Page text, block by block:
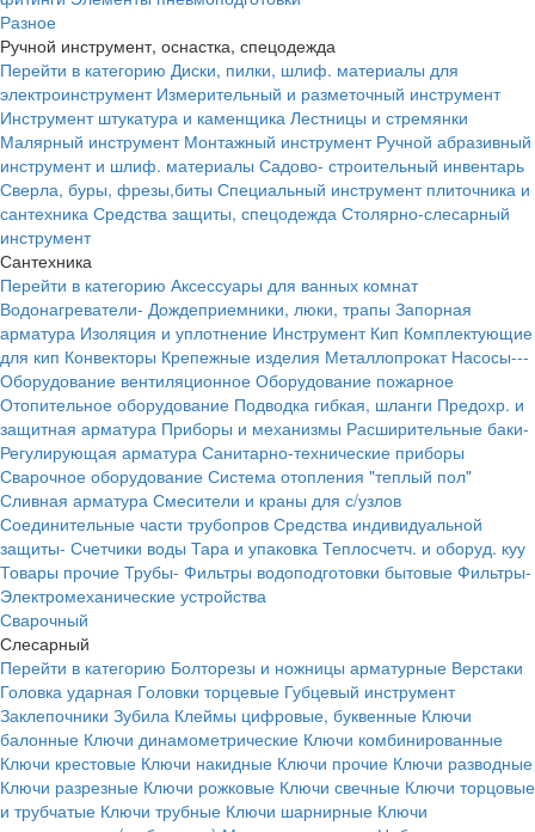
Разное
Ручной инструмент, оснастка, спецодежда
Перейти в категорию Диски, пилки, шлиф. материалы для
электроинструмент Измерительный и разметочный инструмент
Инструмент штукатура и каменщика Лестницы и стремянки
Малярный инструмент Монтажный инструмент Ручной абразивный
инструмент и шлиф. материалы Садово- строительный инвентарь
Сверла, буры, фрезы,биты Специальный инструмент плиточника и
сантехника Средства защиты, спецодежда Столярно-слесарный
инструмент
Сантехника
Перейти в категорию Аксессуары для ванных комнат
Водонагреватели- Дождеприемники, люки, трапы Запорная
арматура Изоляция и уплотнение Инструмент Кип Комплектующие
для кип Конвекторы Крепежные изделия Металлопрокат Насосы---
Оборудование вентиляционное Оборудование пожарное
Отопительное оборудование Подводка гибкая, шланги Предохр. и
защитная арматура Приборы и механизмы Расширительные баки-
Регулирующая арматура Санитарно-технические приборы
Сварочное оборудование Система отопления "теплый пол"
Сливная арматура Смесители и краны для с/узлов
Соединительные части трубопров Средства индивидуальной
защиты- Счетчики воды Тара и упаковка Теплосчетч. и оборуд. куу
Товары прочие Трубы- Фильтры водоподготовки бытовые Фильтры-
Электромеханические устройства
Сварочный
Слесарный
Перейти в категорию Болторезы и ножницы арматурные Верстаки
Головка ударная Головки торцевые Губцевый инструмент
Заклепочники Зубила Клеймы цифровые, буквенные Ключи
балонные Ключи динамометрические Ключи комбинированные
Ключи крестовые Ключи накидные Ключи прочие Ключи разводные
Ключи разрезные Ключи рожковые Ключи свечные Ключи торцовые
и трубчатые Ключи трубные Ключи шарнирные Ключи